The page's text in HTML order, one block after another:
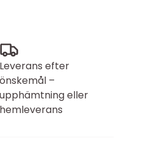
Leverans efter
önskemål –
upphämtning eller
hemleverans